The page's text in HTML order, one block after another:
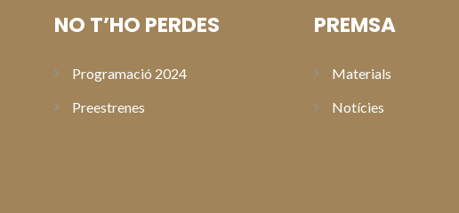
NO T’HO PERDES
Programació 2024
Preestrenes
PREMSA
Materials
Notícies